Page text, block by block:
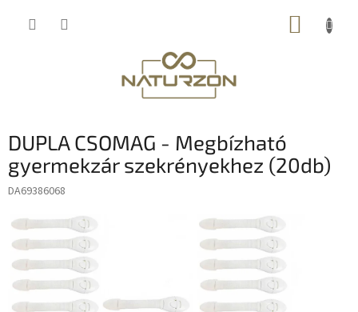
KOSÁR
DUPLA CSOMAG - Megbízható
gyermekzár szekrényekhez (20db)
DA69386068